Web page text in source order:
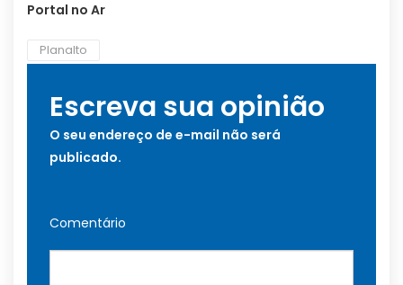
Portal no Ar
Planalto
Escreva sua opinião
O seu endereço de e-mail não será
publicado.
Comentário